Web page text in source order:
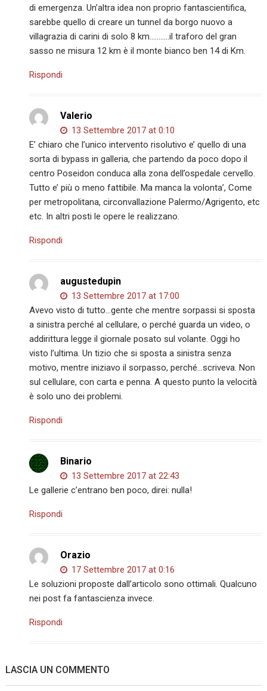
di emergenza. Un’altra idea non proprio fantascientifica,
sarebbe quello di creare un tunnel da borgo nuovo a
villagrazia di carini di solo 8 km………..il traforo del gran
sasso ne misura 12 km è il monte bianco ben 14 di Km.
Rispondi
Valerio
13 Settembre 2017 at 0:10
E’ chiaro che l’unico intervento risolutivo e’ quello di una
sorta di bypass in galleria, che partendo da poco dopo il
centro Poseidon conduca alla zona dell’ospedale cervello.
Tutto e’ più o meno fattibile. Ma manca la volonta’, Come
per metropolitana, circonvallazione Palermo/Agrigento, etc
etc. In altri posti le opere le realizzano.
Rispondi
augustedupin
13 Settembre 2017 at 17:00
Avevo visto di tutto…gente che mentre sorpassi si sposta
a sinistra perché al cellulare, o perché guarda un video, o
addirittura legge il giornale posato sul volante. Oggi ho
visto l’ultima. Un tizio che si sposta a sinistra senza
motivo, mentre iniziavo il sorpasso, perché…scriveva. Non
sul cellulare, con carta e penna. A questo punto la velocità
è solo uno dei problemi.
Rispondi
Binario
13 Settembre 2017 at 22:43
Le gallerie c’entrano ben poco, direi: nulla!
Rispondi
Orazio
17 Settembre 2017 at 0:16
Le soluzioni proposte dall’articolo sono ottimali. Qualcuno
nei post fa fantascienza invece.
Rispondi
LASCIA UN COMMENTO